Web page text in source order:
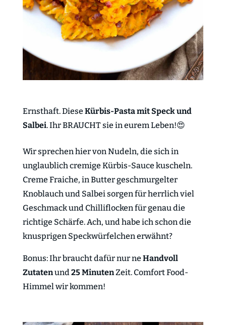
Ernsthaft. Diese Kürbis-Pasta mit Speck und
Salbei. Ihr BRAUCHT sie in eurem Leben!😍
Wir sprechen hier von Nudeln, die sich in
unglaublich cremige Kürbis-Sauce kuscheln.
Creme Fraiche, in Butter geschmurgelter
Knoblauch und Salbei sorgen für herrlich viel
Geschmack und Chilliflocken für genau die
richtige Schärfe. Ach, und habe ich schon die
knusprigen Speckwürfelchen erwähnt?
Bonus: Ihr braucht dafür nur ne Handvoll
Zutatenund 25 MinutenZeit. Comfort Food-
Himmel wir kommen!